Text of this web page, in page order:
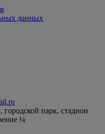
данных
городской парк, стадион
¼